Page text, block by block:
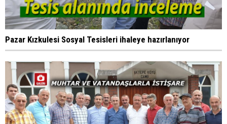
Pazar Kızkulesi Sosyal Tesisleri ihaleye hazırlanıyor